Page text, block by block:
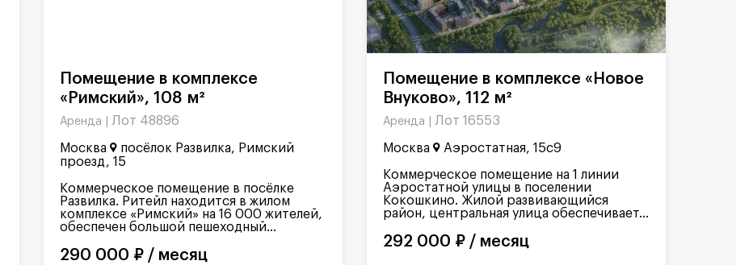
«Римский», 108 м²
Аренда | Лот 48896
Москва
посёлок Развилка, Римский
проезд, 15
Коммерческое помещение в посёлке
Развилка. Ритейл находится в жилом
комплексе «Римский» на 16 000 жителей,
обеспечен большой пешеходный...
290 000 ₽ / месяц
Внуково», 112 м²
Аренда | Лот 16553
Москва Аэростатная, 15с9
Коммерческое помещение на 1 линии
Аэростатной улицы в поселении
Кокошкино. Жилой развивающийся
район, центральная улица обеспечивает...
292 000 ₽ / месяц